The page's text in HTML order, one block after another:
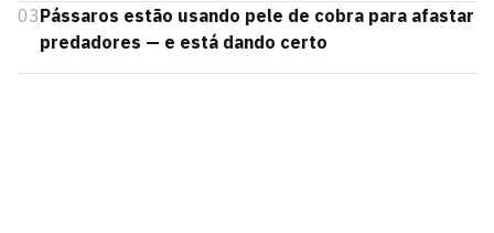
03Pássaros estão usando pele de cobra para afastar
predadores — e está dando certo